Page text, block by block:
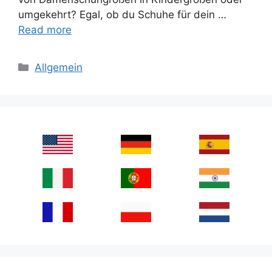
umgekehrt? Egal, ob du Schuhe für dein …
Read more
Categories
Allgemein